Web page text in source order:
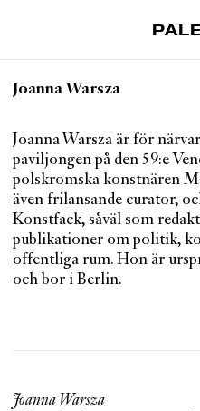
Om
Köp
Joanna Warsza
Joanna Warsza är för
paviljongen på den 59:e
polskromska konstnären
även frilansande curator,
Konstfack, såväl som
publikationer om politik,
offentliga rum. Hon är
och bor i Berlin.
Joanna Warsza